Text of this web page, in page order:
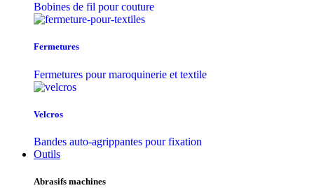
Bobines de fil pour couture
Fermetures
Fermetures pour maroquinerie et textile
Velcros
Bandes auto-agrippantes pour fixation
Outils
Abrasifs machines